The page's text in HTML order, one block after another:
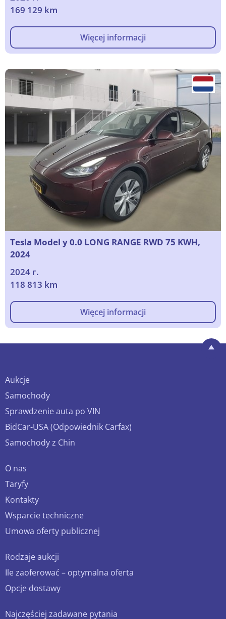
169 129 km
Więcej informacji
Tesla Model y 0.0 LONG RANGE RWD 75 KWH,
2024
2024 г.
118 813 km
Więcej informacji
Aukcje
Samochody
Sprawdzenie auta po VIN
BidCar-USA (Odpowiednik Carfax)
Samochody z Chin
O nas
Taryfy
Kontakty
Wsparcie techniczne
Umowa oferty publicznej
Rodzaje aukcji
Ile zaoferować – optymalna oferta
Opcje dostawy
Najczęściej zadawane pytania